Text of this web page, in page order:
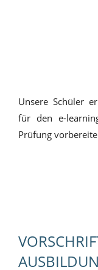
Unsere Schüler
für den e-
Prüfung